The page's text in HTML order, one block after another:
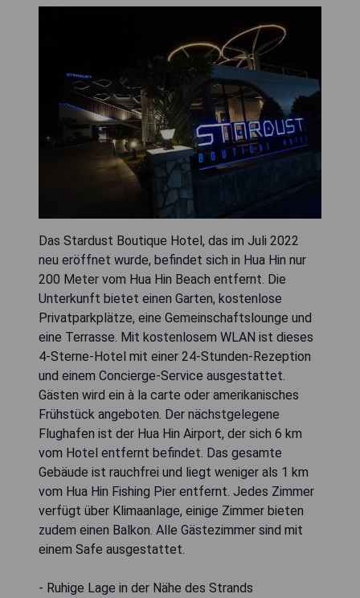
Das Stardust Boutique Hotel, das im Juli 2022
neu eröffnet wurde, befindet sich in Hua Hin nur
200 Meter vom Hua Hin Beach entfernt. Die
Unterkunft bietet einen Garten, kostenlose
Privatparkplätze, eine Gemeinschaftslounge und
eine Terrasse. Mit kostenlosem WLAN ist dieses
4-Sterne-Hotel mit einer 24-Stunden-Rezeption
und einem Concierge-Service ausgestattet.
Gästen wird ein à la carte oder amerikanisches
Frühstück angeboten. Der nächstgelegene
Flughafen ist der Hua Hin Airport, der sich 6 km
vom Hotel entfernt befindet. Das gesamte
Gebäude ist rauchfrei und liegt weniger als 1 km
vom Hua Hin Fishing Pier entfernt. Jedes Zimmer
verfügt über Klimaanlage, einige Zimmer bieten
zudem einen Balkon. Alle Gästezimmer sind mit
einem Safe ausgestattet.
- Ruhige Lage in der Nähe des Strands